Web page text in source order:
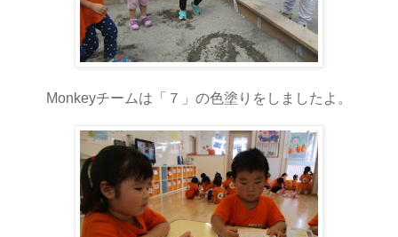
Monkeyチームは「７」の色塗りをしましたよ。